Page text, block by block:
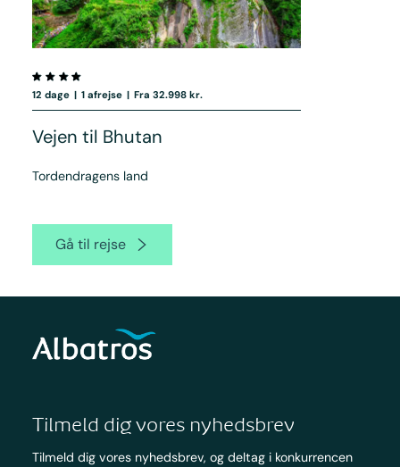
12 dage | 1 afrejse | Fra 32.998 kr.
Vejen til Bhutan
Tordendragens land
Gå til rejse
Tilmeld dig vores nyhedsbrev
Tilmeld dig vores nyhedsbrev, og deltag i konkurrencen